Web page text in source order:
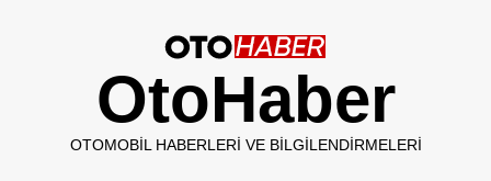
OtoHaber
OTOMOBIL HABERLERI VE BILGILENDIRMELERI